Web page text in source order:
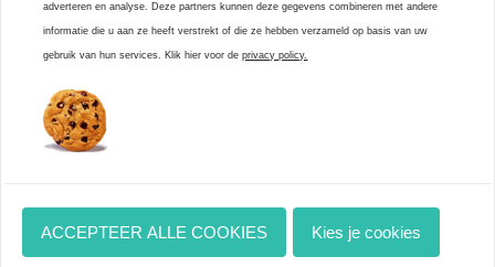
Stel een vraag
Heb je een vraag? Onze klantenservice staat voor je
info@pimpjefiets.nl
adverteren en analyse. Deze partners kunnen deze gegevens combineren met andere
informatie die u aan ze heeft verstrekt of die ze hebben verzameld op basis van uw
gebruik van hun services. Klik hier voor deprivacy policy.
ACCEPTEER ALLE COOKIES Kies je cookies